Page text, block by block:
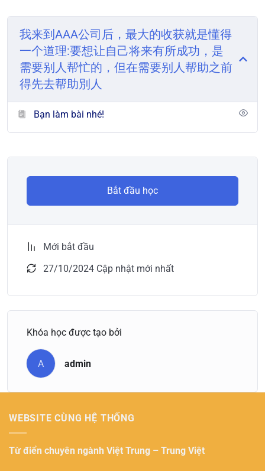
我来到AAA公司后，最大的收获就是懂得
一个道理:要想让自己将来有所成功，是
需要别人帮忙的，但在需要别人帮助之前
得先去帮助別人
Bạn làm bài nhé!
Bắt đầu học
Mới bắt đầu
27/10/2024 Cập nhật mới nhất
Khóa học được tạo bởi
A admin
WEBSITE CÙNG HỆ THỐNG
Từ điển chuyên ngành Việt Trung – Trung Việt